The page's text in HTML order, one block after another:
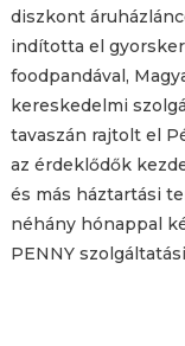
diszkont
indította el
foodpandával,
kereskedelmi
tavaszán rajtolt el
az érdeklődők
és más háztartási
néhány hónappal
PENNY